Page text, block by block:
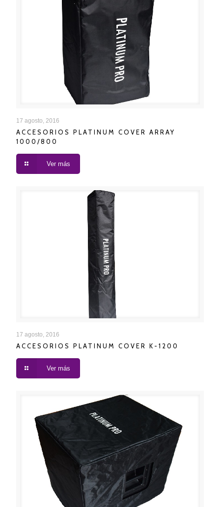
ACCESORIOS PLATINUM COVER ARRAY 1000/800
17 agosto, 2016
ACCESORIOS PLATINUM COVER ARRAY
1000/800
Ver más
ACCESORIOS PLATINUM COVER K-1200
17 agosto, 2016
ACCESORIOS PLATINUM COVER K-1200
Ver más